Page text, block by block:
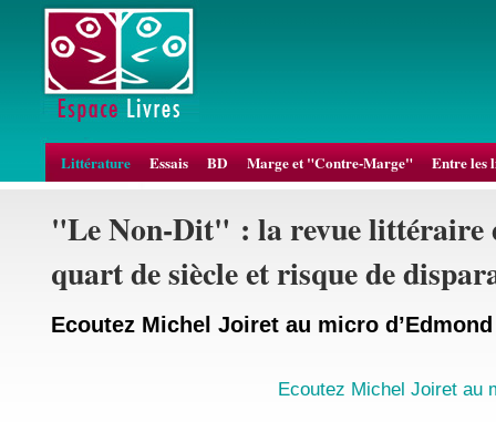
Littérature Essais BD Marge et "Contre-Marge" Entre les
"Le Non-Dit" : la revue littéraire
quart de siècle et risque de
Ecoutez Michel Joiret au micro
Ecoutez Michel Joiret au